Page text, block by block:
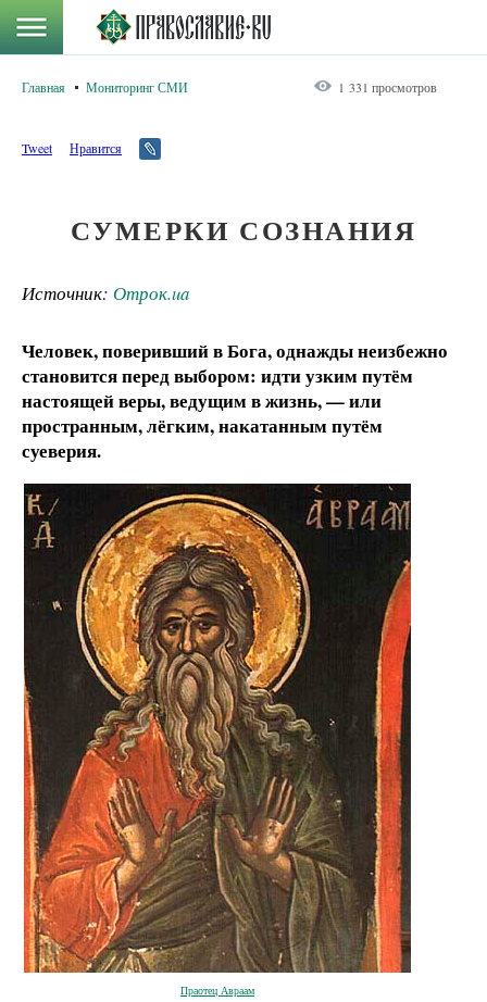
Главная Мониторинг СМИ 1 331 просмотров
Tweet Нравится
СУМЕРКИ СОЗНАНИЯ
Источник: Отрок.ua
Человек, поверивший в Бога, однажды неизбежно
становится перед выбором: идти узким путём
настоящей веры, ведущим в жизнь, — или
пространным, лёгким, накатанным путём
суеверия.
Праотец Авраам